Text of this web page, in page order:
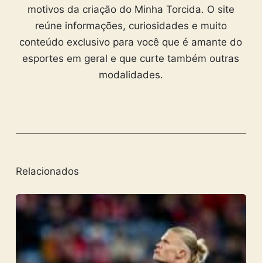
motivos da criação do Minha Torcida. O site
reúne informações, curiosidades e muito
conteúdo exclusivo para você que é amante do
esportes em geral e que curte também outras
modalidades.
Relacionados